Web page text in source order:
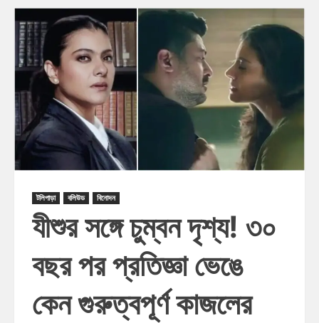
টলিপাড়া বলিউড বিনোদন
যীশুর সঙ্গে চুম্বন দৃশ্য! ৩০
বছর পর প্রতিজ্ঞা ভেঙে
কেন গুরুত্বপূর্ণ কাজলের